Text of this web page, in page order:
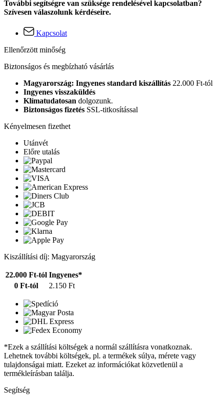
További segítségre van szüksége rendelésével kapcsolatban?
Szívesen válaszolunk kérdéseire.
Kapcsolat
Ellenőrzött minőség
Biztonságos és megbízható vásárlás
Magyarország: Ingyenes standard kiszállítás 22.000 Ft-tól
Ingyenes visszaküldés
Klímatudatosan dolgozunk.
Biztonságos fizetés SSL-titkosítással
Kényelmesen fizethet
Utánvét
Előre utalás
Kiszállítási díj: Magyarország
22.000 Ft-tól Ingyenes*
0 Ft-tól
2.150 Ft
*Ezek a szállítási költségek a normál szállításra vonatkoznak.
Lehetnek további költségek, pl. a termékek súlya, mérete vagy
tulajdonságai miatt. Ezeket az információkat közvetlenül a
termékleírásban találja.
Segítség